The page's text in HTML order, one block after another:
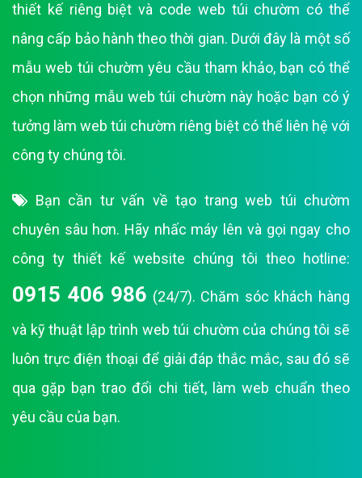
thiết kế riêng biệt và code web túi chườm có thể
nâng cấp bảo hành theo thời gian. Dưới đây là một số
mẫu web túi chườm yêu cầu tham khảo, bạn có thể
chọn những mẫu web túi chườm này hoặc bạn có ý
tưởng làm web túi chườm riêng biệt có thể liên hệ với
công ty chúng tôi.
Bạn cần tư vấn về tạo trang web túi chườm
chuyên sâu hơn. Hãy nhấc máy lên và gọi ngay cho
công ty thiết kế website chúng tôi theo hotline:
0915 406 986 (24/7). Chăm sóc khách hàng
và kỹ thuật lập trình web túi chườm của chúng tôi sẽ
luôn trực điện thoại để giải đáp thắc mắc, sau đó sẽ
qua gặp bạn trao đổi chi tiết, làm web chuẩn theo
yêu cầu của bạn.